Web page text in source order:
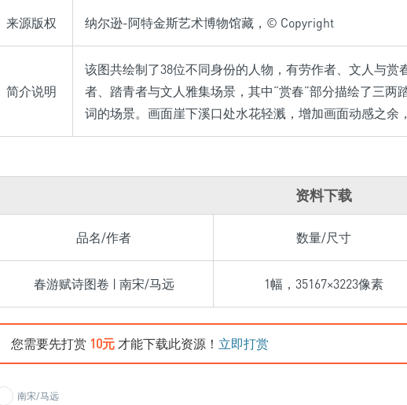
来源版权 纳尔逊-阿特金斯艺术博物馆藏，© Copyright
简介说明
该图共绘制了38位不同身份的人物，有劳作者、文人与
者、踏青者与文人雅集场景，其中“赏春”部分描绘了三
词的场景。画面崖下溪口处水花轻溅，增加画面动感之余
资料下载
品名/作者 数量/尺寸
春游赋诗图卷 | 南宋/马远 1幅，35167×3223像素
您需要先打赏 10元 才能下载此资源！ 立即打赏
南宋/马远